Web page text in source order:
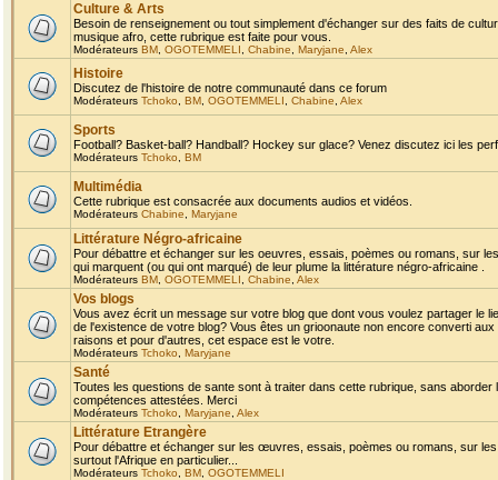
Culture & Arts
Besoin de renseignement ou tout simplement d'échanger sur des faits de
musique afro, cette rubrique est faite pour vous.
Modérateurs BM OGOTEMMELI Chabine Maryjane Alex
Histoire
Discutez de l'histoire de notre communauté dans ce forum
Modérateurs Tchoko BM OGOTEMMELI Chabine Alex
Sports
Football? Basket-ball? Handball? Hockey sur glace? Venez discutez ici les
Modérateurs Tchoko BM
Multimédia
Cette rubrique est consacrée aux documents audios et vidéos.
Modérateurs Chabine Maryjane
Littérature Négro-africaine
Pour débattre et échanger sur les oeuvres, essais, poèmes ou romans, sur
qui marquent (ou qui ont marqué) de leur plume la littérature négro-africaine .
Modérateurs BM OGOTEMMELI Chabine Alex
Vos blogs
Vous avez écrit un message sur votre blog que dont vous voulez partager le
de l'existence de votre blog? Vous êtes un grioonaute non encore converti
raisons et pour d'autres, cet espace est le votre.
Modérateurs Tchoko Maryjane
Santé
Toutes les questions de sante sont à traiter dans cette rubrique, sans
compétences attestées. Merci
Modérateurs Tchoko Maryjane Alex
Littérature Etrangère
Pour débattre et échanger sur les œuvres, essais, poèmes ou romans, sur
surtout l'Afrique en particulier...
Modérateurs Tchoko BM OGOTEMMELI